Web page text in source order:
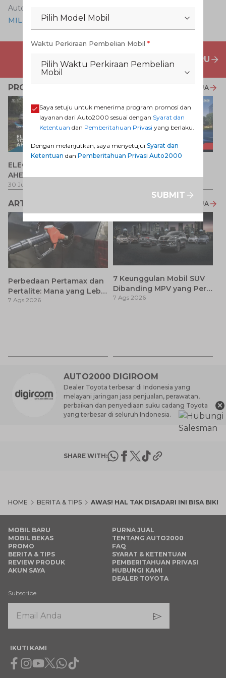
Auto2000 Digiroom
MILIKI CALYA DENGAN MUDAH DI SINI
PENAWARAN MOBIL BARU
PROMO TERKAIT LIHAT SEMUA
ELECTRIFY YOUR PATH
AHEAD
30 Jul 2026
ARTIKEL LAINNYA LIHAT SEMUA
Perbedaan Pertamax dan
Pertalite: Mana yang Lebih
Baik untuk Mobil Toyota
7 Ags 2026
7 Keunggulan Mobil SUV
Dibanding MPV yang Perlu
Anda Ketahui
7 Ags 2026
AUTO2000 DIGIROOM
Dealer Toyota terbesar di Indonesia yang
melayani jaringan jasa penjualan, perawatan,
perbaikan dan penyediaan suku cadang Toyota
yang terbesar di seluruh Indonesia.
SHARE WITH:
HOME BERITA & TIPS AWAS! HAL TAK DISADARI INI BISA
×
MOBIL BARU
MOBIL BEKAS
PROMO
BERITA & TIPS
REVIEW PRODUK
AKUN SAYA
PURNA JUAL
TENTANG AUTO2000
FAQ
SYARAT & KETENTUAN
PEMBERITAHUAN PRIVASI
HUBUNGI KAMI
DEALER TOYOTA
Subscribe
IKUTI KAMI
Facebook
Instagram
Youtube
X Whatsapp
Tiktok
Pilih Model Mobil
Waktu Perkiraan Pembelian Mobil *
Pilih Waktu Perkiraan Pembelian
Mobil
Saya setuju untuk menerima program promosi dan
layanan dari Auto2000 sesuai dengan Syarat dan
Ketentuan dan Pemberitahuan Privasi yang berlaku.
Dengan melanjutkan, saya menyetujui Syarat dan
Ketentuan dan Pemberitahuan Privasi Auto2000
SUBMIT